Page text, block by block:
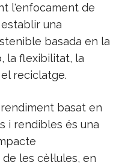
l'enfocament de
una
basada en la
la flexibilitat, la
reciclatge.
basat en
i rendibles és una
les cèl·lules, en